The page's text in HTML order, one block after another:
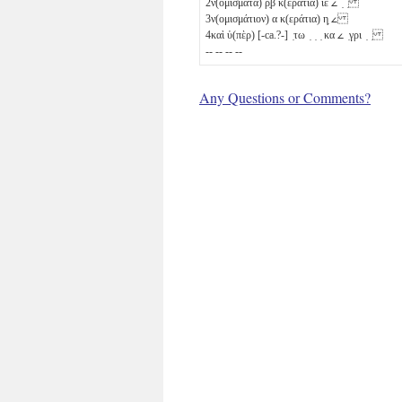
3ν(ομισμάτιον) α κ(εράτια) η̣ 𐅵
4καὶ ὑ(πὲρ) [-ca.?-] ̣τω ̣ ̣ ̣ κα 𐅵 ̣γρι ̣ ̣
-- -- -- --
Any Questions or Comments?